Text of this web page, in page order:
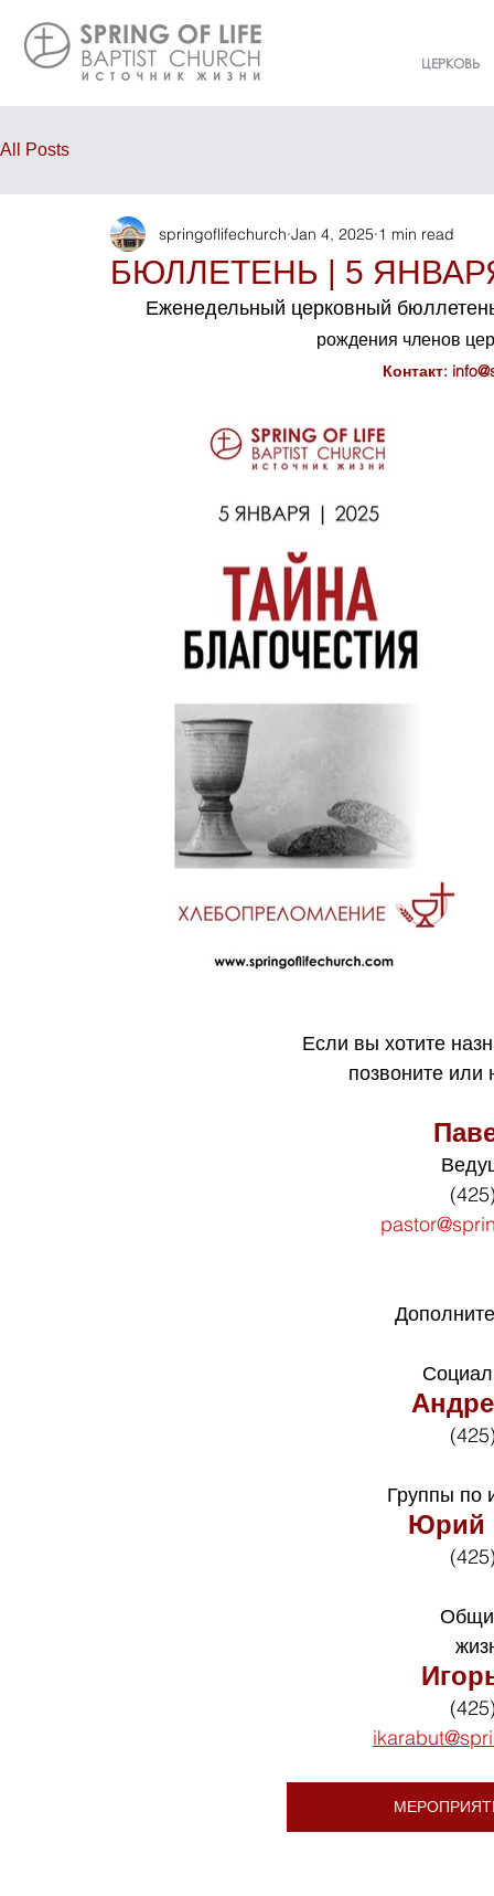
ЦЕРКОВЬ
All Posts
БЮЛЛЕТЕНЬ | 5
springoflifechurch Jan 4, 2025 1 min read
Еженедельный церковный
рождения членов
Контакт:
Если вы хотите
позвоните
Группы по
Юрий